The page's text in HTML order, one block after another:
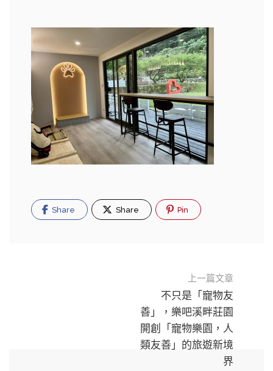
Share Share Pin
上一篇文章
不只是「寵物友
善」，樂吧溪畔莊園
開創「寵物樂園，人
類友善」的旅遊新境
界